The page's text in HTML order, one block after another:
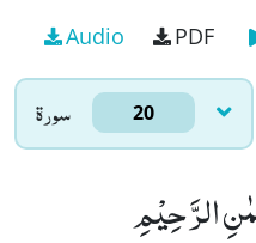
Audio PDF
سورۃ 20
الرَّحِیْمِ